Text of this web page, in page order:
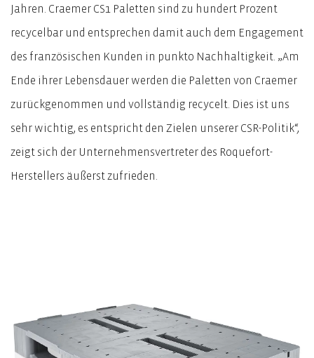
Jahren. Craemer CS1 Paletten sind zu hundert Prozent
recycelbar und entsprechen damit auch dem Engagement
des französischen Kunden in punkto Nachhaltigkeit. „Am
Ende ihrer Lebensdauer werden die Paletten von Craemer
zurückgenommen und vollständig recycelt. Dies ist uns
sehr wichtig, es entspricht den Zielen unserer CSR-Politik“,
zeigt sich der Unternehmensvertreter des Roquefort-
Herstellers äußerst zufrieden.